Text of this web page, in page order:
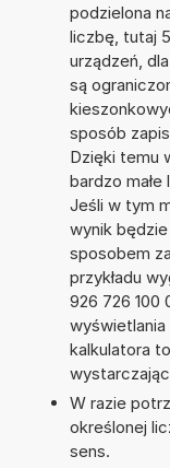
podzielona
liczbę, tutaj
urządzeń,
są
sposób
Dzięki temu
bardzo
Jeśli w tym
wynik
sposobem
przykładu
926 726 100
wyświetlania
kalkulatora
W razie
określonej
sens.